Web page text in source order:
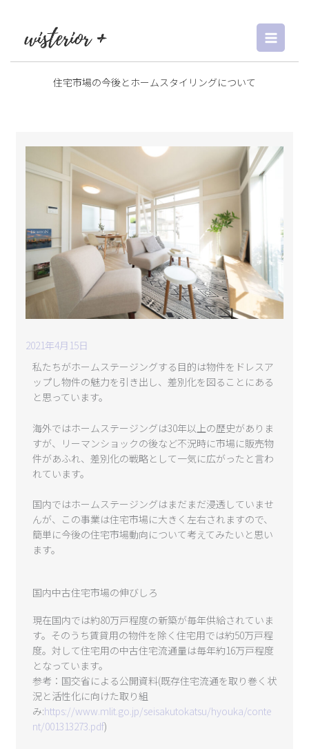
住宅市場の今後とホームスタイリングについて
2021年4月15日
私たちがホームステージングする目的は物件をドレスア
ップし物件の魅力を引き出し、差別化を図ることにある
と思っています。
海外ではホームステージングは30年以上の歴史がありま
すが、リーマンショックの後など不況時に市場に販売物
件があふれ、差別化の戦略として一気に広がったと言わ
れています。
国内ではホームステージングはまだまだ浸透していませ
んが、この事業は住宅市場に大きく左右されますので、
簡単に今後の住宅市場動向について考えてみたいと思い
ます。
国内中古住宅市場の伸びしろ
現在国内では約80万戸程度の新築が毎年供給されていま
す。そのうち賃貸用の物件を除く住宅用では約50万戸程
度。対して住宅用の中古住宅流通量は毎年約16万戸程度
となっています。
参考：国交省による公開資料(既存住宅流通を取り巻く状
況と活性化に向けた取り組
み:https://www.mlit.go.jp/seisakutokatsu/hyouka/conte
nt/001313273.pdf)